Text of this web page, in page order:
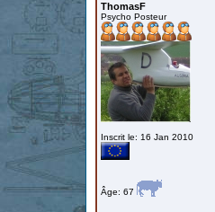
ThomasF
Psycho Posteur
Inscrit le: 16 Jan 2010
Âge: 67